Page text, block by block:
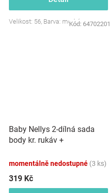
Velikost: 56, Barva: modrá
Kód: 64702201
Baby Nellys 2-dílná sada
body kr. rukáv +
Little Star
momentálně nedostupné (3 ks)
319 Kč